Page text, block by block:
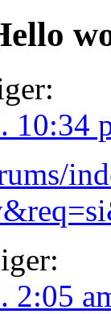
10:34
2:05